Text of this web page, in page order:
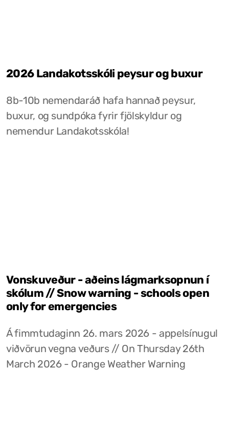
2026 Landakotsskóli peysur og buxur
8b-10b nemendaráð hafa hannað peysur,
buxur, og sundpóka fyrir fjölskyldur og
nemendur Landakotsskóla!
Vonskuveður - aðeins lágmarksopnun í
skólum // Snow warning - schools open
only for emergencies
Á fimmtudaginn 26. mars 2026 - appelsínugul
viðvörun vegna veðurs // On Thursday 26th
March 2026 - Orange Weather Warning